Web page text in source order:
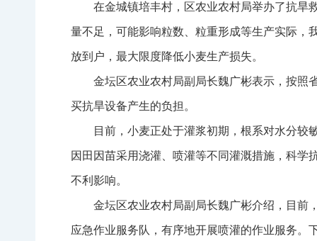
在金城镇培丰村，区农业农村局举办了抗旱
量不足，可能影响粒数、粒重形成等生产实际，
放到户，最大限度降低小麦生产损失。
金坛区农业农村局副局长魏广彬表示，按照
买抗旱设备产生的负担。
目前，小麦正处于灌浆初期，根系对水分
因田因苗采用浇灌、喷灌等不同灌溉措施，科
不利影响。
金坛区农业农村局副局长魏广彬介绍，目前
应急作业服务队，有序地开展喷灌的作业服务。